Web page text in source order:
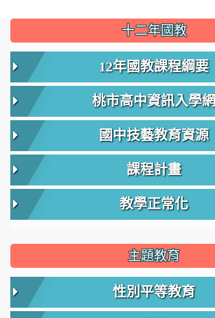
::: 十二年國教
12年國教課程綱要
桃市高中資訊入學網
國中技藝教育資源
課程計畫
教學正常化
主題教育
性別平等教育